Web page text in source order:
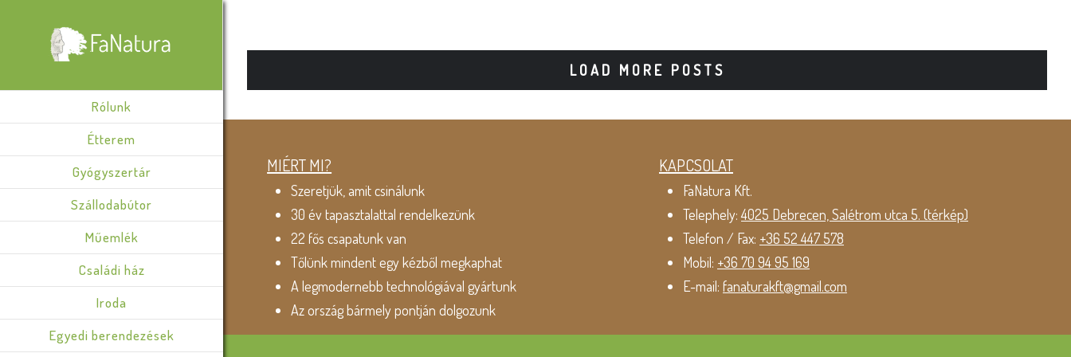
Rólunk
Étterem
Gyógyszertár
Szállodabútor
Műemlék
Családi ház
Iroda
Egyedi berendezések
LOAD MORE POSTS
MIÉRT MI?
Szeretjük, amit csinálunk
30 év tapasztalattal rendelkezünk
22 fős csapatunk van
Tőlünk mindent egy kézből megkaphat
A legmodernebb technológiával gyártunk
Az ország bármely pontján dolgozunk
KAPCSOLAT
FaNatura Kft.
Telephely:4025 Debrecen, Salétrom utca 5. (térkép)
Telefon / Fax: +36 52 447 578
Mobil: +36 70 94 95 169
E-mail: fanaturakft@gmail.com